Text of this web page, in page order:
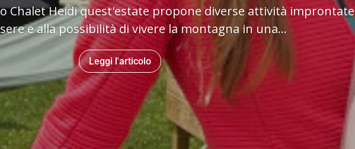
Chalet Heidi quest'estate propone diverse attività improntate
e alla possibilità di vivere la montagna in una...
Leggi l'articolo